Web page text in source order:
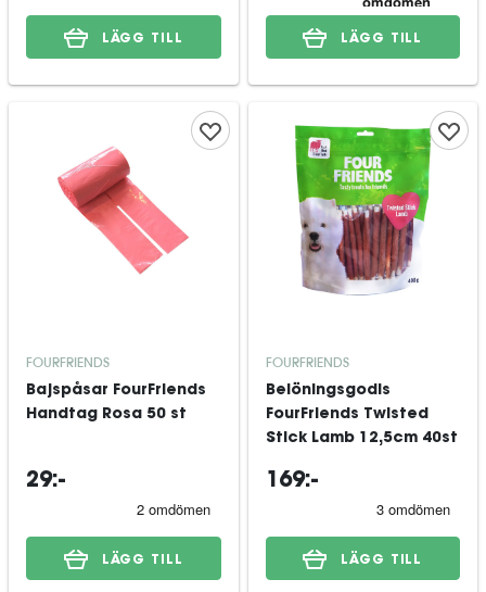
LÄGG TILL LÄGG TILL
FOURFRIENDS
Bajspåsar FourFriends
Handtag Rosa 50 st
29:-
LÄGG TILL
FOURFRIENDS
Belöningsgodis
FourFriends Twisted
Stick Lamb 12,5cm 40st
169:-
LÄGG TILL